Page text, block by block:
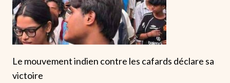
Le mouvement indien contre les cafards déclare sa
victoire